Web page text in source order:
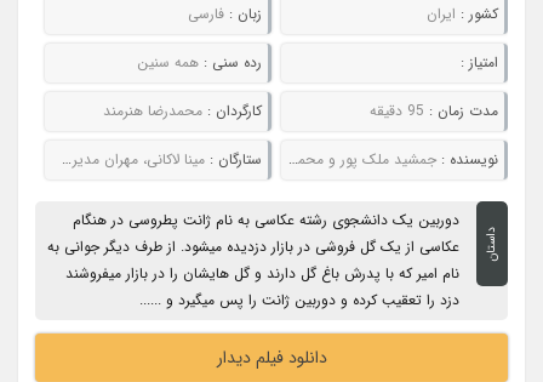
کشور : ایران زبان : فارسی
امتیاز : رده سنی : همه سنین
مدت زمان : 95 دقیقه کارگردان : محمدرضا هنرمند
نویسنده :جمشید ملک پور و محمدرضا هنرمند ستارگان : مینا لاکانی، مهران مدیری، کیومرث ملک مطیعی، حمید لولایی، زهره صفوی، آمنه یزدان مقدم
داستان
دوربین یک دانشجوی رشته عکاسی به نام ژانت پطروسی در هنگام
عکاسی از یک گل فروشی در بازار دزدیده میشود. از طرف دیگر جوانی به
نام امیر که با پدرش باغ گل دارند و گل هایشان را در بازار میفروشند
دزد را تعقیب کرده و دوربین ژانت را پس میگیرد و ......
دانلود فیلم دیدار